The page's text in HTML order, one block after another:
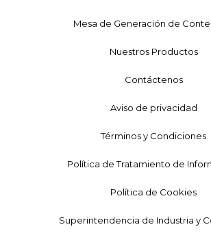
Mesa de Generación de
Nuestros Productos
Contáctenos
Aviso de privacidad
Términos y Condiciones
Política de Tratamiento de
Política de Cookies
Superintendencia de Industria y